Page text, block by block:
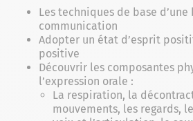
Les techniques de base d’une
communication
Adopter un état d’esprit
positive
Découvrir les composantes
l’expression orale :
La respiration, la
mouvements, les regards,